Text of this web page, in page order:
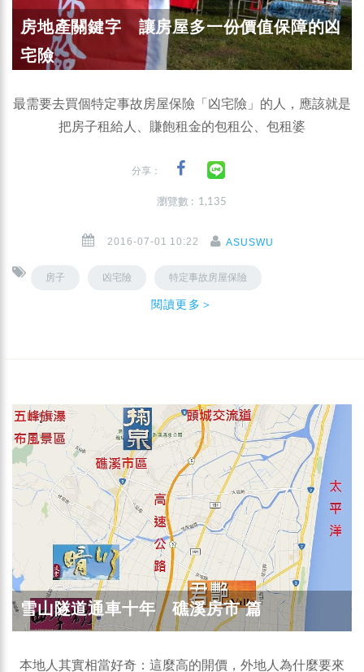
房地產關鍵字 讓房屋多一份價值保障的凶
宅險
最需要去買個特定事故房屋保險「凶宅險」的人，應該就是
把房子租給人、賺飽租金的包租公、包租婆
分享：
瀏覽數 : 1,135
2016-07-01 10:22 ASUSWU
房子 凶宅險 特定事故房屋保險
閱讀更多＞
雪山隧道通車十年 礁溪房市 篇
本地人其實相當好奇：這麼高的開價，外地人為什麼要來